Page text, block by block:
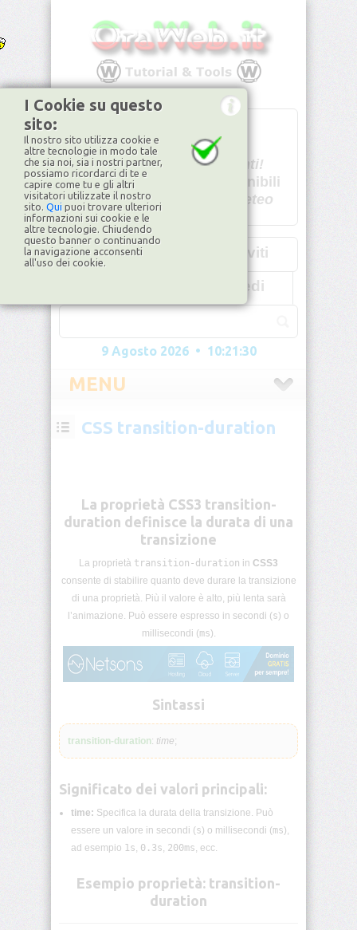
U - -
Spiacenti!
non disponibili
Dati meteo
©2026ilMeteo.it
Iscriviti
Accedi
9 Agosto 2026 • 10:21:32
MENU
CSS
CSS
Pseudo-
classi
CSS
Browser
CSS transition-duration
La proprietà CSS3 transition-
duration definisce la durata di una
transizione
La proprietà transition-duration in CSS3
consente di stabilire quanto deve durare la transizione
di una proprietà. Più il valore è alto, più lenta sarà
l’animazione. Può essere espresso in secondi (s) o
millisecondi (ms).
Sintassi
transition-duration: time;
Significato dei valori principali:
time: Specifica la durata della transizione. Può
essere un valore in secondi (s) o millisecondi (ms),
ad esempio 1s, 0.3s, 200ms, ecc.
Esempio proprietà: transition-
duration
I Cookie su questo
sito:
Il nostro sito utilizza cookie e
altre tecnologie in modo tale
che sia noi, sia i nostri partner,
possiamo ricordarci di te e
capire come tu e gli altri
visitatori utilizzate il nostro
sito. Qui puoi trovare ulteriori
informazioni sui cookie e le
altre tecnologie. Chiudendo
questo banner o continuando
la navigazione acconsenti
all'uso dei cookie.